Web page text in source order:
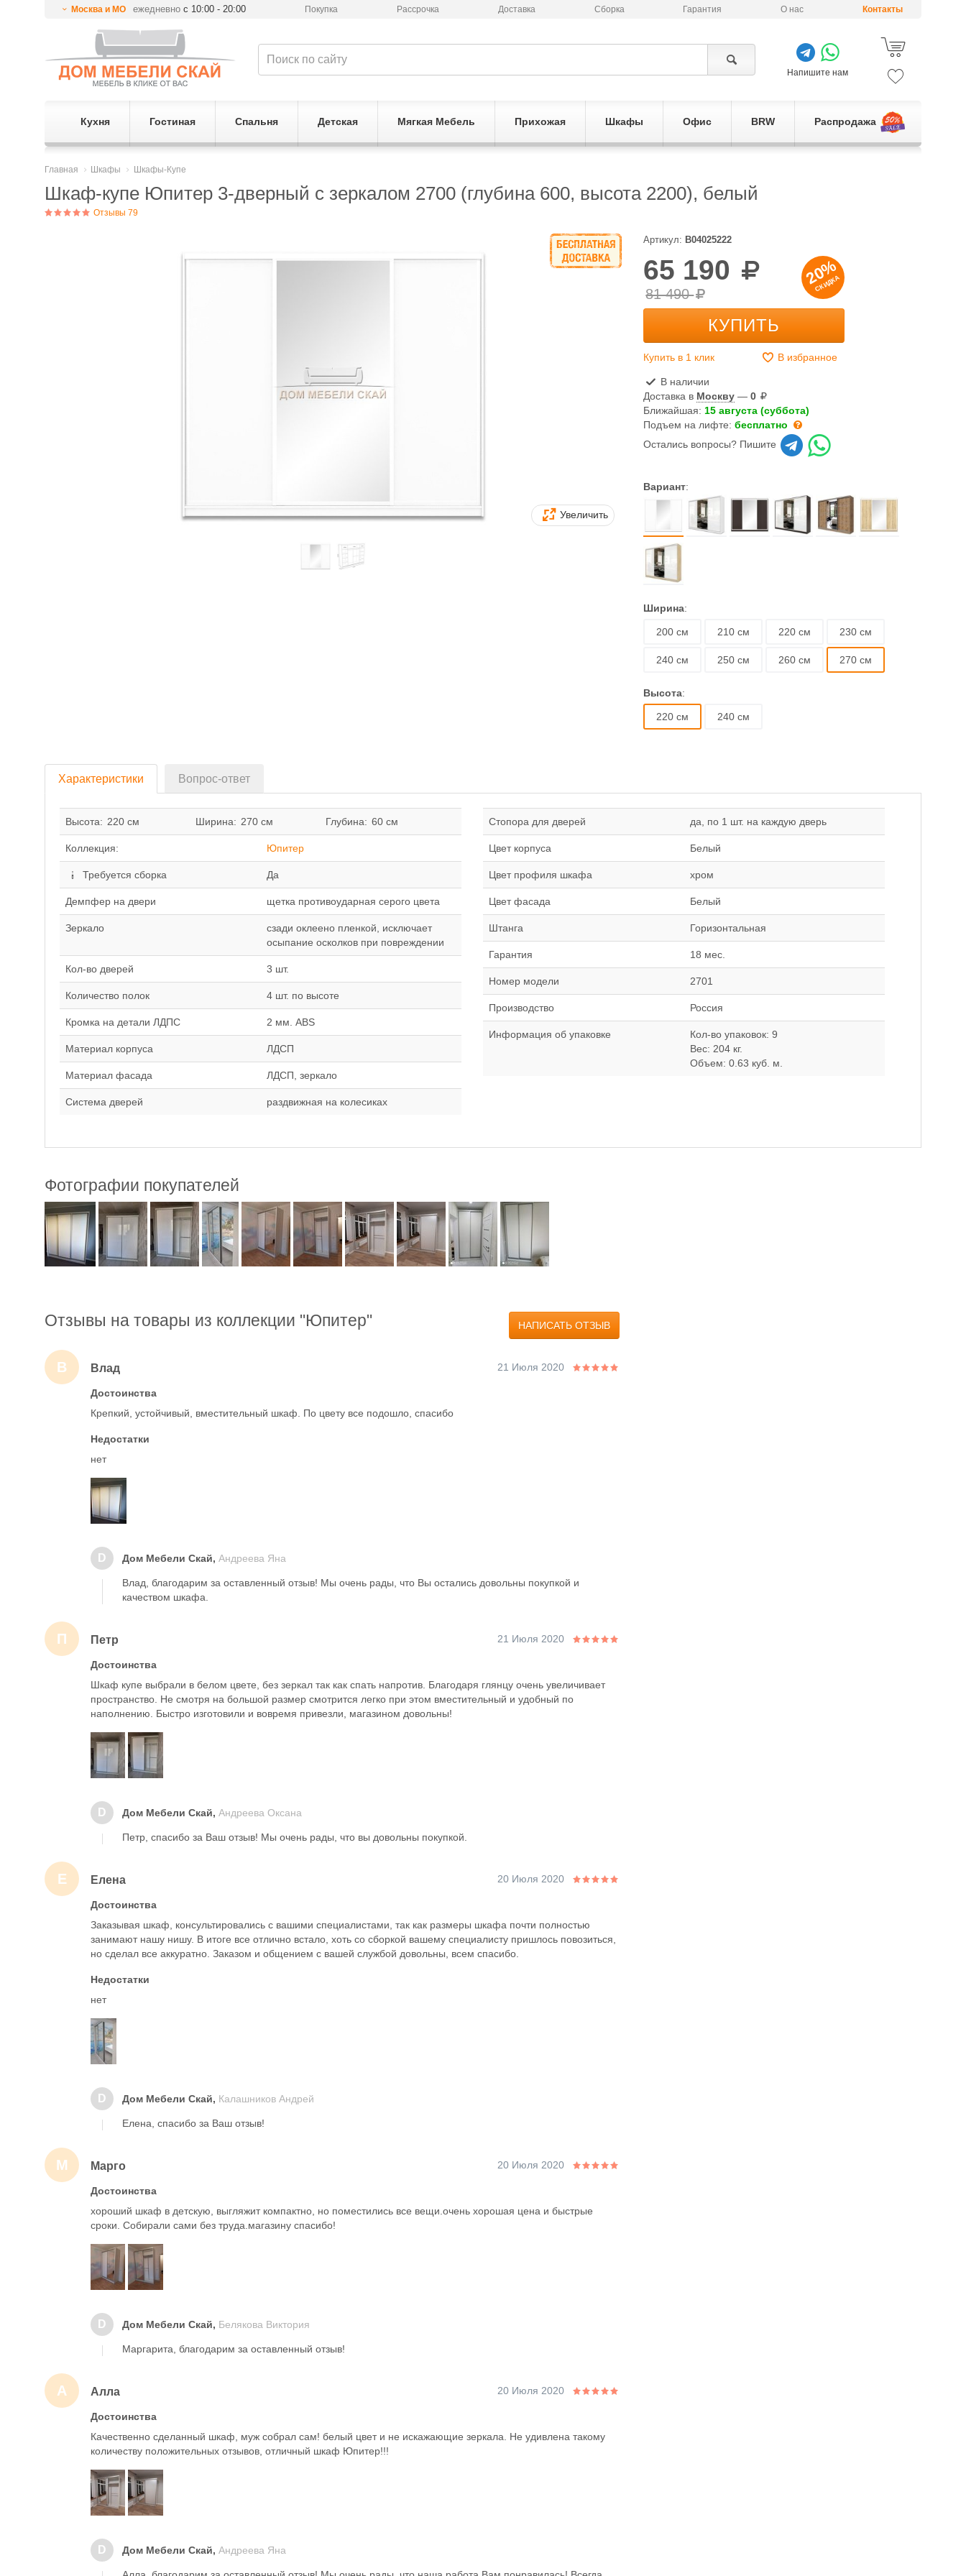
Москва и МО ежедневнос 10:00 - 20:00 Покупка Рассрочка Доставка Сборка Гарантия О нас Контакты
Напишите нам
Кухня Гостиная Спальня Детская Мягкая Мебель Прихожая Шкафы Офис BRW Распродажа
Главная Шкафы Шкафы-Купе
Шкаф-купе Юпитер 3-дверный с зеркалом 2700 (глубина 600, высота 2200), белый
Отзывы 79
Увеличить
Артикул: B04025222
65 190
81 490
20%
СКИДКА
КУПИТЬ
Купить в 1 клик В избранное
В наличии
Доставка в Москву —0
Ближайшая: 15 августа (суббота)
Подъем на лифте:бесплатно
Остались вопросы? Пишите
Вариант:
Ширина:
200 см 210 см 220 см 230 см
240 см 250 см 260 см 270 см
Высота:
220 см 240 см
Характеристики Вопрос-ответ
Высота: 220 см Ширина: 270 см Глубина: 60 см
Коллекция: Юпитер
Требуется сборка Да
Демпфер на двери щетка противоударная серого цвета
Зеркало
сзади оклеено пленкой, исключает
осыпание осколков при повреждении
Кол-во дверей 3 шт.
Количество полок 4 шт. по высоте
Кромка на детали ЛДПС 2 мм. ABS
Материал корпуса ЛДСП
Материал фасада ЛДСП, зеркало
Система дверей раздвижная на колесиках
Стопора для дверей да, по 1 шт. на каждую дверь
Цвет корпуса Белый
Цвет профиля шкафа хром
Цвет фасада Белый
Штанга Горизонтальная
Гарантия 18 мес.
Номер модели 2701
Производство Россия
Информация об упаковке
Кол-во упаковок: 9
Вес: 204 кг.
Объем: 0.63 куб. м.
Фотографии покупателей
Отзывы на товары из коллекции "Юпитер" НАПИСАТЬ ОТЗЫВ
В Влад 21 Июля 2020
Достоинства
Крепкий, устойчивый, вместительный шкаф. По цвету все подошло, спасибо
Недостатки
нет
D Дом Мебели Скай, Андреева Яна
Влад, благодарим за оставленный отзыв! Мы очень рады, что Вы остались довольны покупкой и
качеством шкафа.
П Петр 21 Июля 2020
Достоинства
Шкаф купе выбрали в белом цвете, без зеркал так как спать напротив. Благодаря глянцу очень увеличивает
пространство. Не смотря на большой размер смотрится легко при этом вместительный и удобный по
наполнению. Быстро изготовили и вовремя привезли, магазином довольны!
D Дом Мебели Скай, Андреева Оксана
Петр, спасибо за Ваш отзыв! Мы очень рады, что вы довольны покупкой.
Е Елена 20 Июля 2020
Достоинства
Заказывая шкаф, консультировались с вашими специалистами, так как размеры шкафа почти полностью
занимают нашу нишу. В итоге все отлично встало, хоть со сборкой вашему специалисту пришлось повозиться,
но сделал все аккуратно. Заказом и общением с вашей службой довольны, всем спасибо.
Недостатки
нет
D Дом Мебели Скай, Калашников Андрей
Елена, спасибо за Ваш отзыв!
М Марго 20 Июля 2020
Достоинства
хороший шкаф в детскую, выгляжит компактно, но поместились все вещи.очень хорошая цена и быстрые
сроки. Собирали сами без труда.магазину спасибо!
D Дом Мебели Скай, Белякова Виктория
Маргарита, благодарим за оставленный отзыв!
А Алла 20 Июля 2020
Достоинства
Качественно сделанный шкаф, муж собрал сам! белый цвет и не искажающие зеркала. Не удивлена такому
количеству положительных отзывов, отличный шкаф Юпитер!!!
D Дом Мебели Скай, Андреева Яна